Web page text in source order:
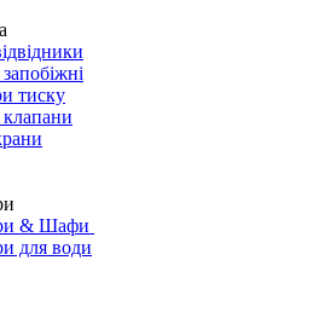
тиску
клапани
& Шафи
для води